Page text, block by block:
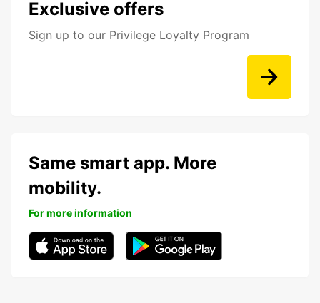
Exclusive offers
Sign up to our Privilege Loyalty Program
Same smart app. More
mobility.
For more information